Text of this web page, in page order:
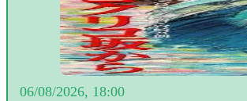
06/08/2026, 18:00